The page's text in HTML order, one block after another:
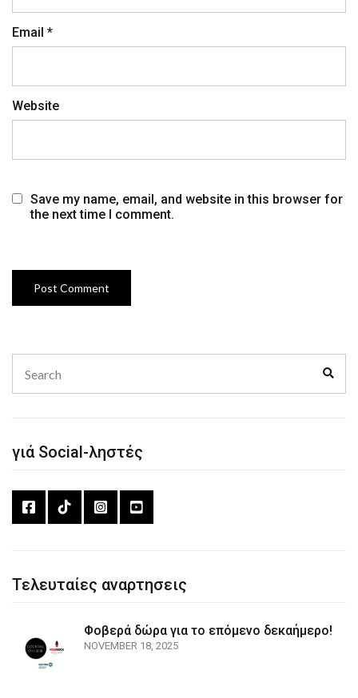
Email *
Website
Save my name, email, and website in this browser for
the next time I comment.
for:
γιά Social-ληστές
Τελευταίες αναρτησεις
Φοβερά δώρα για το επόμενο δεκαήμερο!
NOVEMBER 18, 2025